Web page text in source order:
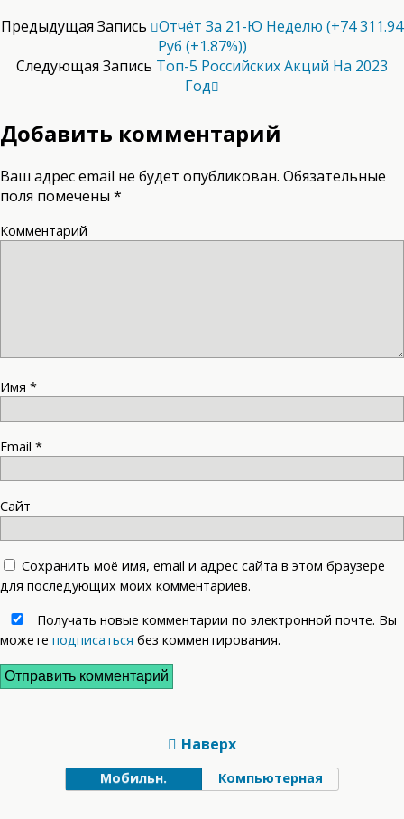
Предыдущая Запись
Отчёт За 21-Ю Неделю (+74 311.94
Руб (+1.87%))
Следующая Запись Топ-5 Российских Акций На 2023
Год
Добавить комментарий
Ваш адрес email не будет опубликован. Обязательные
поля помечены *
Комментарий
Имя *
Email *
Сайт
Сохранить моё имя, email и адрес сайта в этом браузере
для последующих моих комментариев.
Получать новые комментарии по электронной почте. Вы
можете подписаться без комментирования.
Наверх
Мобильн. Компьютерная